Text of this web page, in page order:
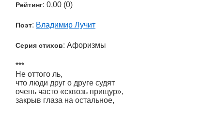
Рейтинг: 0,00 (0)
Поэт: Владимир Лучит
Серия стихов: Афоризмы
***
Не оттого ль,
что люди друг о друге судят
очень часто «сквозь прищур»,
закрыв глаза на остальное,